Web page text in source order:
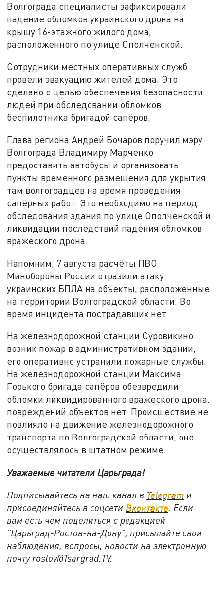
Волгограда специалисты зафиксировали
падение обломков украинского дрона на
крышу 16-этажного жилого дома,
расположенного по улице Ополченской.
Сотрудники местных оперативных служб
провели эвакуацию жителей дома. Это
сделано с целью обеспечения безопасности
людей при обследовании обломков
беспилотника бригадой сапёров.
Глава региона Андрей Бочаров поручил мэру
Волгограда Владимиру Марченко
предоставить автобусы и организовать
пункты временного размещения для укрытия
там волгоградцев на время проведения
сапёрных работ. Это необходимо на период
обследования здания по улице Ополченской и
ликвидации последствий падения обломков
вражеского дрона.
Напомним, 7 августа расчёты ПВО
Минобороны России отразили атаку
украинских БПЛА на объекты, расположенные
на территории Волгоградской области. Во
время инцидента пострадавших нет.
На железнодорожной станции Суровикино
возник пожар в административном здании,
его оперативно устранили пожарные службы.
На железнодорожной станции Максима
Горького бригада сапёров обезвредили
обломки ликвидированного вражеского дрона,
повреждений объектов нет. Происшествие не
повлияло на движение железнодорожного
транспорта по Волгоградской области, оно
осуществлялось в штатном режиме.
Уважаемые читатели Царьграда!
Подписывайтесь на наш канал в Telegram и
присоединяйтесь в соцсети Вконтакте . Если
вам есть чем поделиться с редакцией
"Царьград-Ростов-на-Дону", присылайте свои
наблюдения, вопросы, новости на электронную
почту rostov@Tsargrad.ТV.